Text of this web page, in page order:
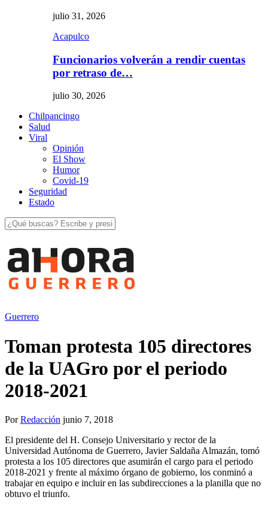
julio 31, 2026
Acapulco
Funcionarios volverán a rendir cuentas
por retraso de…
julio 30, 2026
Chilpancingo
Salud
Viral
Opinión
El Show
Humor
Covid-19
Seguridad
Estado
Guerrero
Toman protesta 105 directores
de la UAGro por el periodo
2018-2021
PorRedacción junio 7, 2018
El presidente del H. Consejo Universitario y rector de la
Universidad Autónoma de Guerrero, Javier Saldaña Almazán, tomó
protesta a los 105 directores que asumirán el cargo para el periodo
2018-2021 y frente al máximo órgano de gobierno, los conminó a
trabajar en equipo e incluir en las subdirecciones a la planilla que no
obtuvo el triunfo.